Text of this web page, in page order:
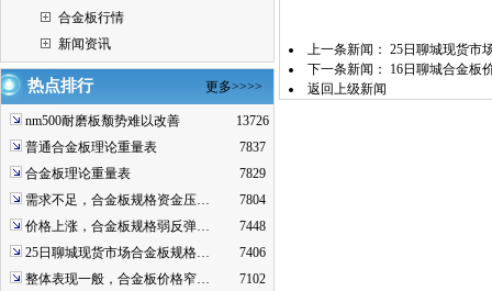
合金板行情
新闻资讯
热点排行 更多>>>>
nm500耐磨板颓势难以改善
13726
普通合金板理论重量表
7837
合金板理论重量表
7829
需求不足，合金板规格资金压…
7804
价格上涨，合金板规格弱反弹…
7448
25日聊城现货市场合金板规格…
7406
整体表现一般，合金板价格窄…
7102
上一条新闻： 25日聊城现货市
下一条新闻：
16日聊城合金板
返回上级新闻